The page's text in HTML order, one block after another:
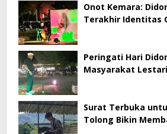
Onot Kemara:
Terakhir Identitas
Peringati Hari
Masyarakat
Surat Terbuka
Tolong Bikin